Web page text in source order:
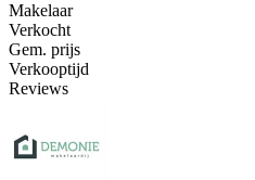
Makelaar
Verkocht
Gem. prijs
Verkooptijd
Reviews